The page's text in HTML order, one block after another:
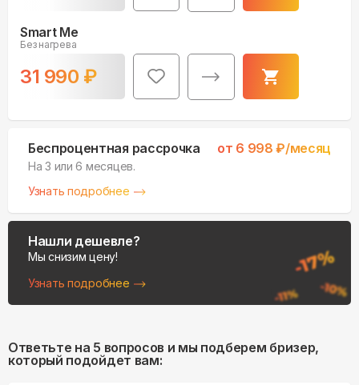
Smart Me
Без нагрева
31 990 ₽
Беспроцентная рассрочка от 6 998 ₽/месяц
На 3 или 6 месяцев.
Узнать подробнее
Нашли дешевле?
Мы снизим цену!
Узнать подробнее
Ответьте на 5 вопросов и мы подберем бризер,
который подойдет вам: